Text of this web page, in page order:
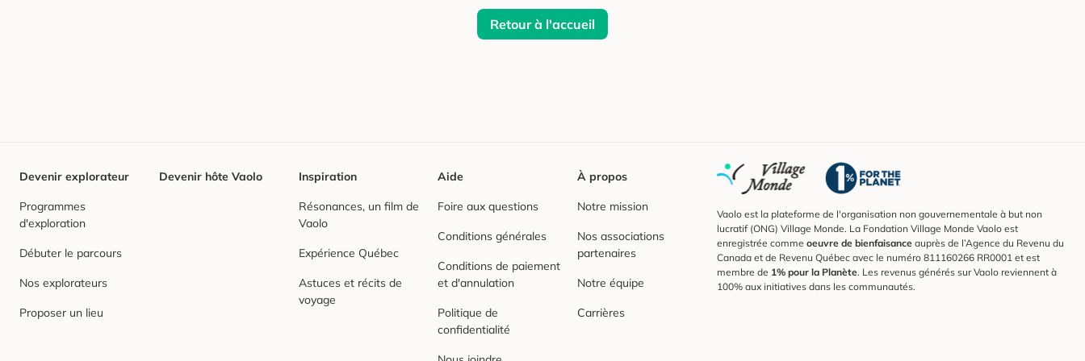
Retour à l'accueil
Devenir explorateur
Programmes
d'exploration
Débuter le parcours
Nos explorateurs
Proposer un lieu
Devenir hôte Vaolo Inspiration
Résonances, un film de
Vaolo
Expérience Québec
Astuces et récits de
voyage
Aide
Foire aux questions
Conditions générales
Conditions de paiement
et d'annulation
Politique de
confidentialité
À propos
Notre mission
Nos associations
partenaires
Notre équipe
Carrières
Vaolo est la plateforme de l'organisation non gouvernementale à but non
lucratif (ONG) Village Monde. La Fondation Village Monde Vaolo est
enregistrée comme oeuvre de bienfaisance auprès de l’Agence du Revenu du
Canada et de Revenu Québec avec le numéro 811160266 RR0001 et est
membre de 1% pour la Planète. Les revenus générés sur Vaolo reviennent à
100% aux initiatives dans les communautés.